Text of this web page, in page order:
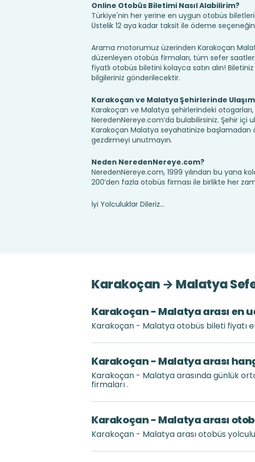
Online Otobüs Biletimi Nasıl Alabilirim?
Türkiye'nin her yerine en uygun otobüs
Üstelik 12 aya kadar taksit ile ödeme
Arama motorumuz üzerinden Karakoçan
düzenleyen otobüs firmaları, tüm sefer
fiyatlı otobüs biletini kolayca satın alın!
bilgileriniz gönderilecektir.
Karakoçan ve Malatya Şehirlerinde Ulaşım
Karakoçan ve Malatya şehirlerindeki
NeredenNereye.com’da bulabilirsiniz. Şehir içi
Karakoçan Malatya seyahatinize başlamadan
gezdirmeyi unutmayın.
Neden NeredenNereye.com?
NeredenNereye.com, 1999 yılından bu yana
200’den fazla otobüs firması ile birlikte her
İyi Yolculuklar Dileriz...
Karakoçan → Malatya
Karakoçan - Malatya arası en
Karakoçan - Malatya otobüs bileti fiyatı
Karakoçan - Malatya arası
Karakoçan - Malatya arasında günlük
firmaları .
Karakoçan - Malatya arası
Karakoçan - Malatya arası otobüs